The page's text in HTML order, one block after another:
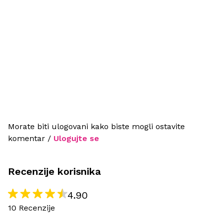
Morate biti ulogovani kako biste mogli ostavite
komentar / Ulogujte se
Recenzije korisnika
4.90
10 Recenzije